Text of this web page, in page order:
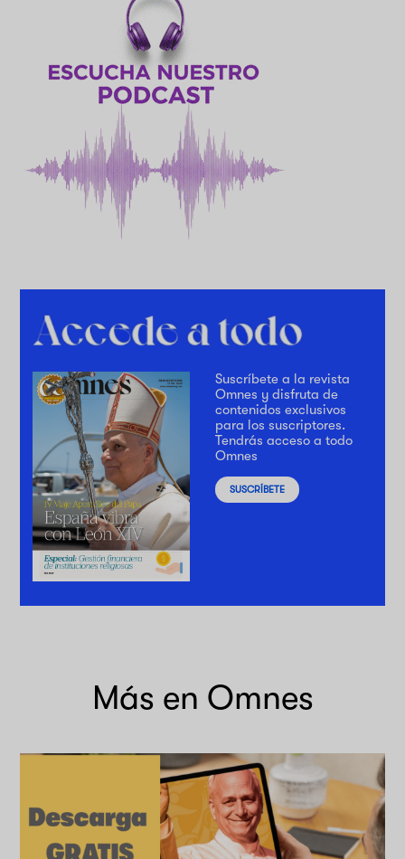
Suscríbete a la revista
Omnes y disfruta de
contenidos exclusivos
para los suscriptores.
Tendrás acceso a todo
Omnes
SUSCRÍBETE
Más en Omnes